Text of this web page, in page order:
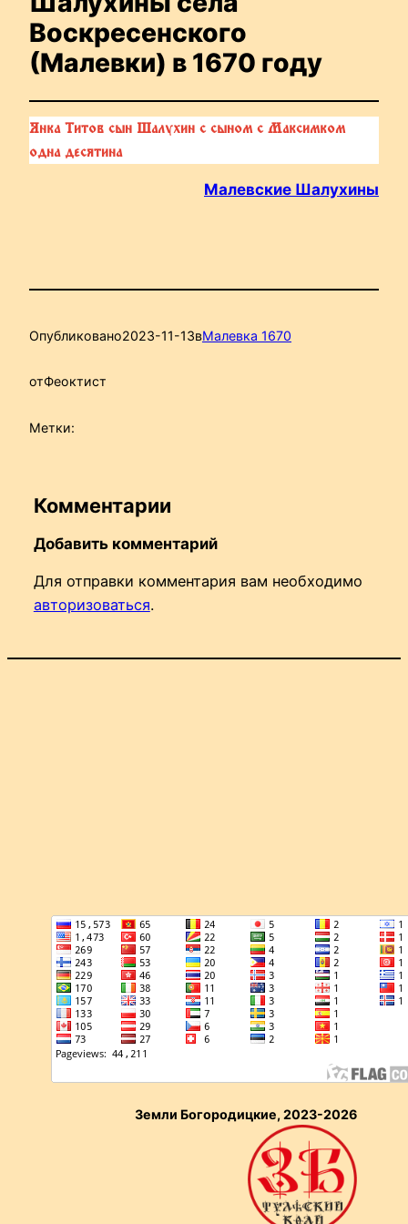
Воскресенского
(Малевки) в 1670 году
Янка Титов сын Шалухин с сыном с Максимком
одна десятина
Малевские Шалухины
Опубликовано2023-11-13вМалевка 1670
отФеоктист
Метки:
Комментарии
Добавить комментарий
Для отправки комментария вам необходимо
авторизоваться.
Земли Богородицкие, 2023-2026